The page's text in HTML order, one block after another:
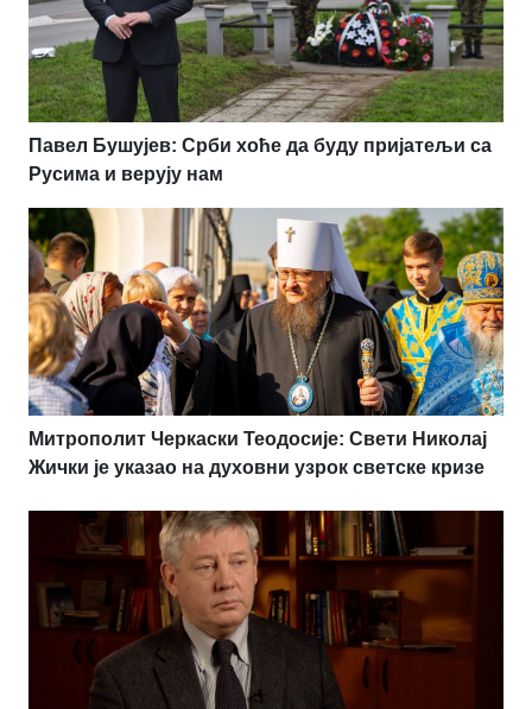
Павел Бушујев: Срби хоће да буду пријатељи са
Русима и верују нам
Митрополит Черкаски Теодосије: Свети Николај
Жички је указао на духовни узрок светске кризе